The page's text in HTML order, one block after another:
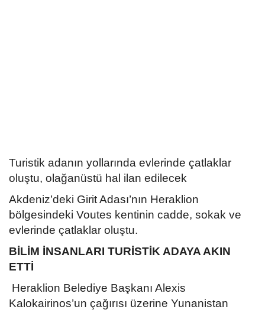
Turistik adanın yollarında evlerinde çatlaklar
oluştu, olağanüstü hal ilan edilecek
Akdeniz’deki Girit Adası’nın Heraklion
bölgesindeki Voutes kentinin cadde, sokak ve
evlerinde çatlaklar oluştu.
BİLİM İNSANLARI TURİSTİK ADAYA AKIN
ETTİ
Heraklion Belediye Başkanı Alexis
Kalokairinos’un çağırısı üzerine Yunanistan